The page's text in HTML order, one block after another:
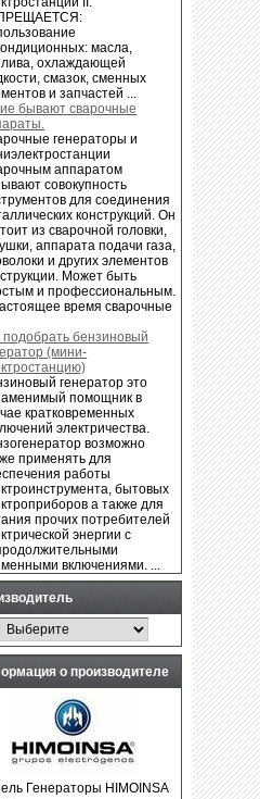
масла,
охлаждающей
смазок, сменных
и запчастей ...
бывают сварочные
генераторы и
аппаратом
совокупность
для соединения
конструкций. Он
из сварочной головки,
аппарата подачи газа,
и других элементов
Может быть
и профессиональным.
время сварочные
подобрать бензиновый
(мини-
генератор это
помощник в
кратковременных
электричества.
возможно
применять для
работы
бытовых
а также для
прочих потребителей
энергии с
включениями. ...
о производителе
Генераторы HIMOINSA